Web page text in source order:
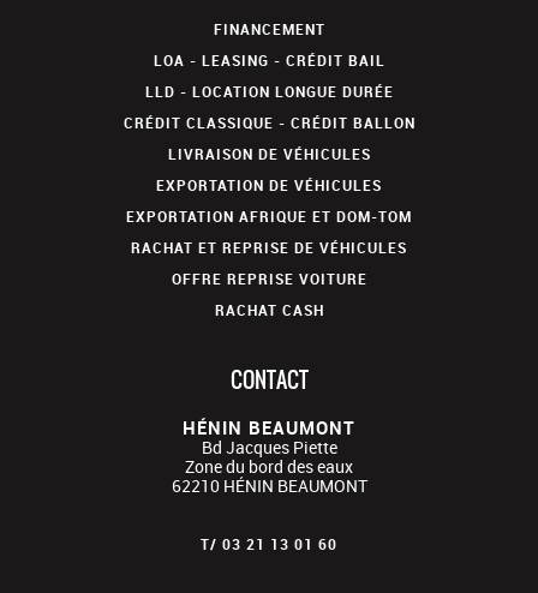
FINANCEMENT
LOA - LEASING - CRÉDIT BAIL
LLD - LOCATION LONGUE DURÉE
CRÉDIT CLASSIQUE - CRÉDIT BALLON
LIVRAISON DE VÉHICULES
EXPORTATION DE VÉHICULES
EXPORTATION AFRIQUE ET DOM-TOM
RACHAT ET REPRISE DE VÉHICULES
OFFRE REPRISE VOITURE
RACHAT CASH
CONTACT
HÉNIN BEAUMONT
Bd Jacques Piette
Zone du bord des eaux
62210 HÉNIN BEAUMONT
T/ 03 21 13 01 60